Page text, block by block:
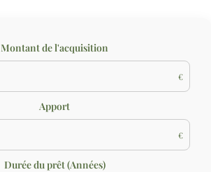
Montant de l'acquisition
€
Apport
€
Durée du prêt (Années)